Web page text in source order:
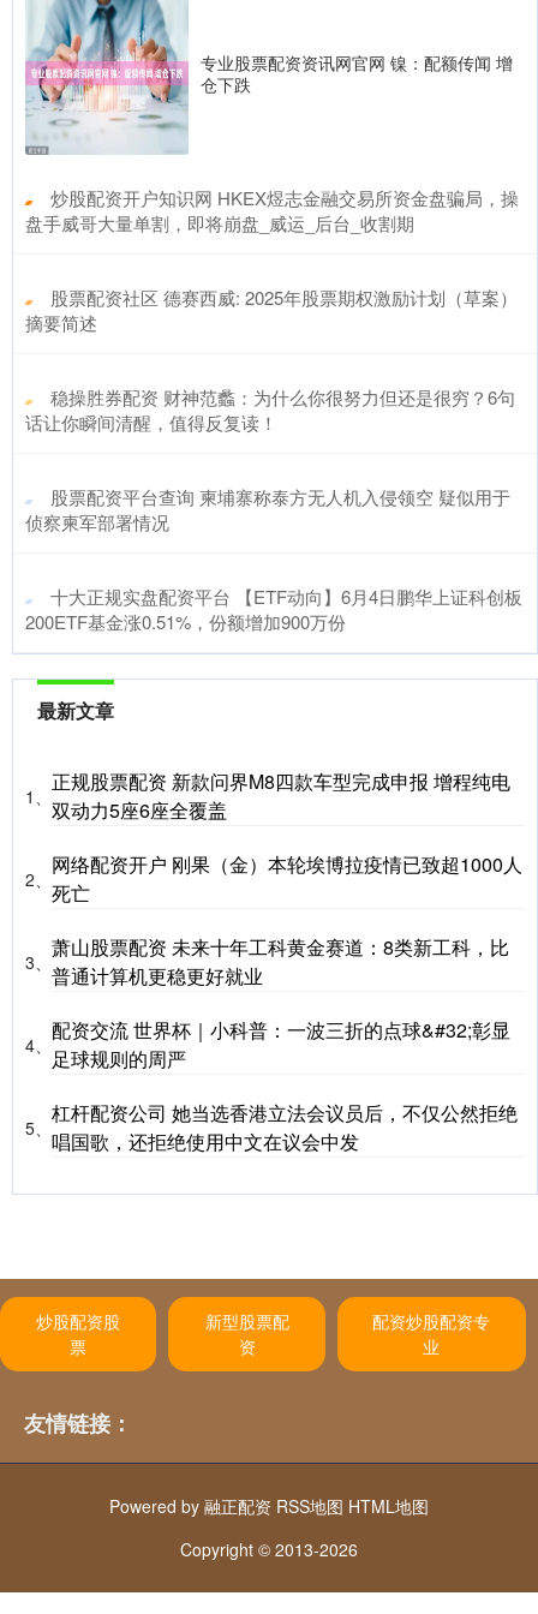
专业股票配资资讯网官网 镍：配额传闻 增
仓下跌
​炒股配资开户知识网 HKEX煜志金融交易所资金盘骗局，操
盘手威哥大量单割，即将崩盘_威运_后台_收割期
​股票配资社区 德赛西威: 2025年股票期权激励计划（草案）
摘要简述
​稳操胜券配资 财神范蠡：为什么你很努力但还是很穷？6句
话让你瞬间清醒，值得反复读！
​股票配资平台查询 柬埔寨称泰方无人机入侵领空 疑似用于
侦察柬军部署情况
​十大正规实盘配资平台 【ETF动向】6月4日鹏华上证科创板
200ETF基金涨0.51%，份额增加900万份
最新文章
1、
正规股票配资 新款问界M8四款车型完成申报 增程纯电
双动力5座6座全覆盖
2、
网络配资开户 刚果（金）本轮埃博拉疫情已致超1000人
死亡
3、
萧山股票配资 未来十年工科黄金赛道：8类新工科，比
普通计算机更稳更好就业
4、
配资交流 世界杯｜小科普：一波三折的点球&#32;彰显
足球规则的周严
5、
杠杆配资公司 她当选香港立法会议员后，不仅公然拒绝
唱国歌，还拒绝使用中文在议会中发
炒股配资股
票
新型股票配
资
配资炒股配资专
业
友情链接：
Powered by 融正配资 RSS地图 HTML地图
Copyright © 2013-2026